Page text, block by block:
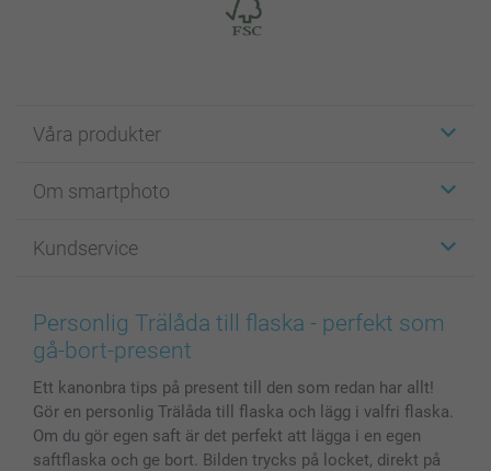
Våra produkter
Fotokort
Fotoböcker
Bilder, Fotoförstoring & Fotohäften
Skal till Mobil & Surfplatta
Fotoalmanackor & Fotoagenda
Fotoramar & Tillbehör
Presentkort
Om smartphoto
För affiliates
Cookie Policy
Sitemap
Investor Relations
Kundservice
smartgaranti
smartbonus
Status på beställningar
Personlig Trälåda till flaska - perfekt som
gå-bort-present
Ett kanonbra tips på present till den som redan har allt!
Gör en personlig Trälåda till flaska och lägg i valfri flaska.
Om du gör egen saft är det perfekt att lägga i en egen
saftflaska och ge bort. Bilden trycks på locket, direkt på